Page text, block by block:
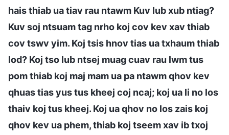
hais thiab ua tiav rau ntawm Kuv lub xub ntiag?
Kuv soj ntsuam tag nrho koj cov kev xav thiab
cov tswv yim. Koj tsis hnov tias ua txhaum thiab
lod? Koj tso lub ntsej muag cuav rau lwm tus
pom thiab koj maj mam ua pa ntawm qhov kev
qhuas tias yus tus kheej coj ncaj; koj ua li no los
thaiv koj tus kheej. Koj ua qhov no los zais koj
qhov kev ua phem, thiab koj tseem xav ib txoj